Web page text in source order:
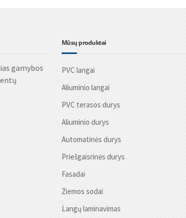
gamybos
Mūsų produktai
PVC langai
Aliuminio langai
PVC terasos durys
Aliuminio durys
Automatinės durys
Priešgaisrinės durys
Fasadai
Žiemos sodai
Langų laminavimas